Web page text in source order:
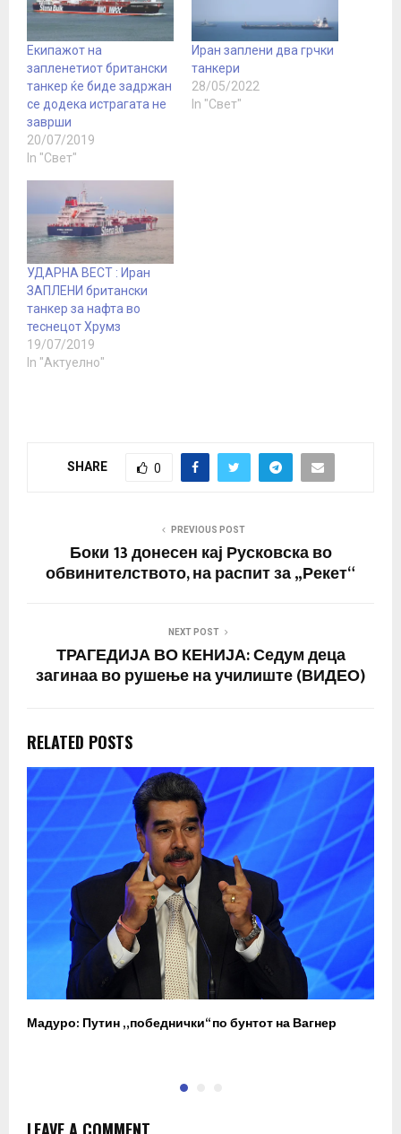
Екипажот на
запленетиот британски
танкер ќе биде задржан
се додека истрагата не
заврши
20/07/2019
In "Свет"
Иран заплени два грчки
танкери
28/05/2022
In "Свет"
УДАРНА ВЕСТ : Иран
ЗАПЛЕНИ британски
танкер за нафта во
теснецот Хрумз
19/07/2019
In "Актуелно"
SHARE 0
PREVIOUS POST
Боки 13 донесен кај Русковска во
обвинителството, на распит за „Рекет“
NEXT POST
ТРАГЕДИЈА ВО КЕНИЈА: Седум деца
загинаа во рушење на училиште (ВИДЕО)
RELATED POSTS
Мадуро: Путин „победнички“ по бунтот на Вагнер